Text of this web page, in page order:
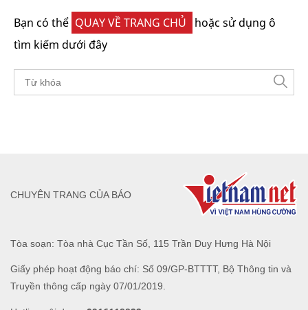
Bạn có thể QUAY VỀ TRANG CHỦ
hoặc sử dụng ô
tìm kiếm dưới đây
Tòa soạn: Tòa nhà Cục Tần Số, 115 Trần Duy Hưng Hà Nội
Giấy phép hoạt động báo chí: Số 09/GP-BTTTT, Bộ Thông tin và
Truyền thông cấp ngày 07/01/2019.
CHUYÊN TRANG CỦA BÁO